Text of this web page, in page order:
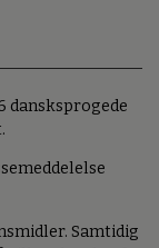
Samtidig